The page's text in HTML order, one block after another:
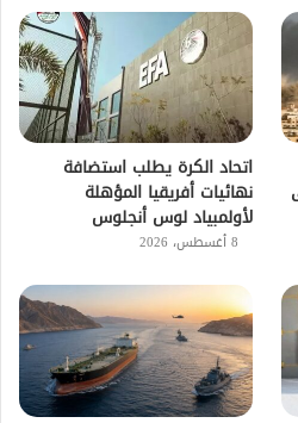
اتحاد الكرة يطلب استضافة
نهائيات أفريقيا المؤهلة
لأولمبياد لوس أنجلوس
8 أغسطس، 2026